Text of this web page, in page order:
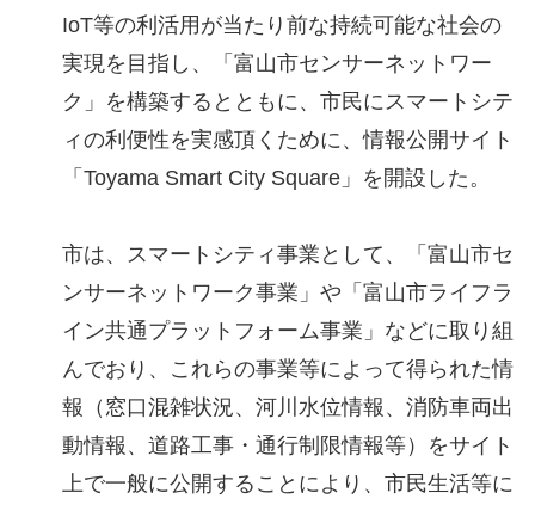
IoT等の利活用が当たり前な持続可能な社会の
実現を目指し、「富山市センサーネットワー
ク」を構築するとともに、市民にスマートシテ
ィの利便性を実感頂くために、情報公開サイト
「Toyama Smart City Square」を開設した。
市は、スマートシティ事業として、「富山市セ
ンサーネットワーク事業」や「富山市ライフラ
イン共通プラットフォーム事業」などに取り組
んでおり、これらの事業等によって得られた情
報（窓口混雑状況、河川水位情報、消防車両出
動情報、道路工事・通行制限情報等）をサイト
上で一般に公開することにより、市民生活等に